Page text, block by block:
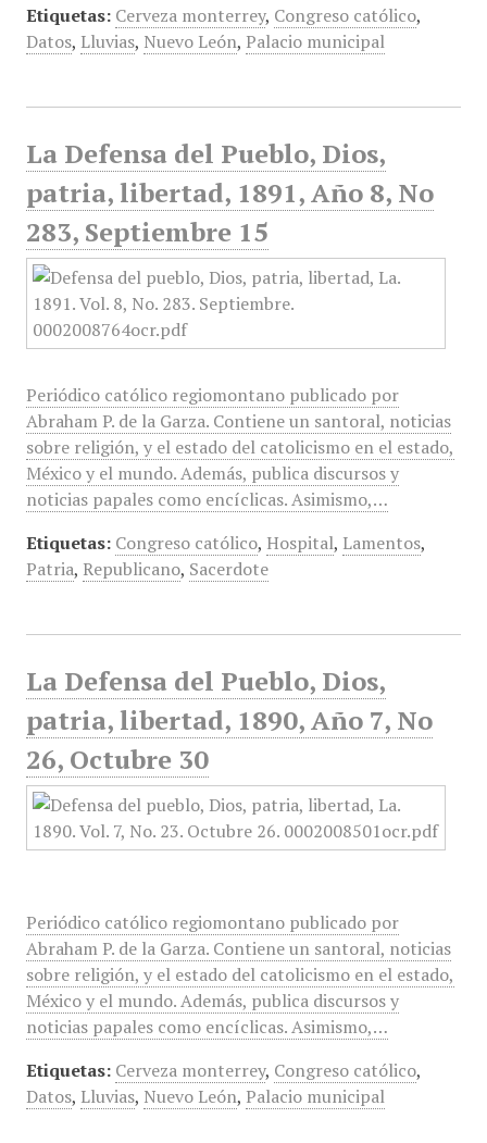
Etiquetas: Cerveza monterrey, Congreso católico,
Datos, Lluvias, Nuevo León, Palacio municipal
La Defensa del Pueblo, Dios,
patria, libertad, 1891, Año 8, No
283, Septiembre 15
Periódico católico regiomontano publicado por
Abraham P. de la Garza. Contiene un santoral, noticias
sobre religión, y el estado del catolicismo en el estado,
México y el mundo. Además, publica discursos y
noticias papales como encíclicas. Asimismo,…
Etiquetas: Congreso católico, Hospital, Lamentos,
Patria, Republicano, Sacerdote
La Defensa del Pueblo, Dios,
patria, libertad, 1890, Año 7, No
26, Octubre 30
Periódico católico regiomontano publicado por
Abraham P. de la Garza. Contiene un santoral, noticias
sobre religión, y el estado del catolicismo en el estado,
México y el mundo. Además, publica discursos y
noticias papales como encíclicas. Asimismo,…
Etiquetas: Cerveza monterrey, Congreso católico,
Datos, Lluvias, Nuevo León, Palacio municipal